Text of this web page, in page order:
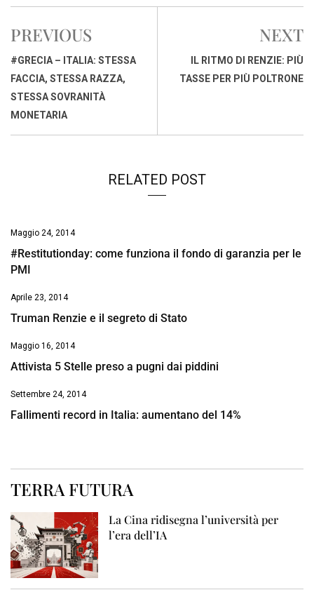
c
b
o
o
k
a
s
A
p
p
n
d
I
n
r
d
a
p
i
PREVIOUS
#GRECIA – ITALIA: STESSA
FACCIA, STESSA RAZZA,
STESSA SOVRANITÀ
MONETARIA
NEXT
IL RITMO DI RENZIE: PIÙ
TASSE PER PIÙ POLTRONE
RELATED POST
Maggio 24, 2014
#Restitutionday: come funziona il fondo di garanzia per le
PMI
Aprile 23, 2014
Truman Renzie e il segreto di Stato
Maggio 16, 2014
Attivista 5 Stelle preso a pugni dai piddini
Settembre 24, 2014
Fallimenti record in Italia: aumentano del 14%
TERRA FUTURA
La Cina ridisegna l’università per
l’era dell’IA